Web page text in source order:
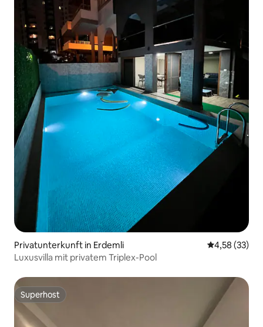
Privatunterkunft in Erdemli
4,58 (33)
Luxusvilla mit privatem Triplex-Pool
Superhost
Superhost